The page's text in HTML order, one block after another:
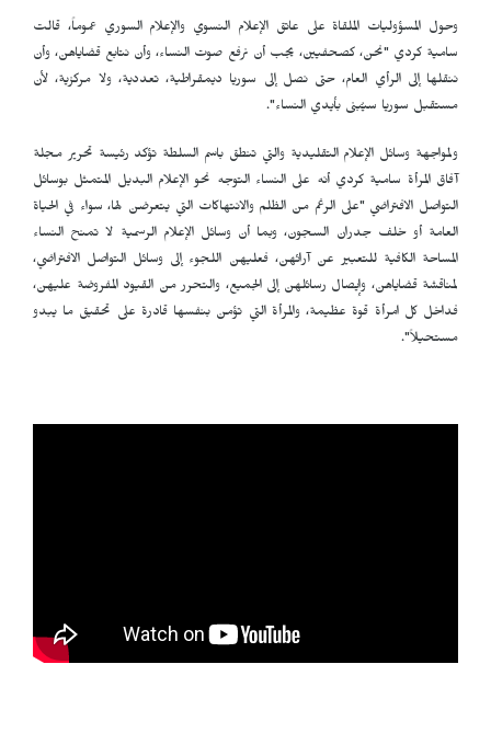
وحول المسؤوليات الملقاة على عاتق الإعلام النسوي والإعلام السوري عموماً، قالت
سامية كردي "نحن، كصحفيين، يجب أن نرفع صوت النساء، وأن نتابع قضاياهن، وأن
ننقلها إلى الرأي العام، حتى نصل إلى سوريا ديمقراطية، تعددية، ولا مركزية، لأن
مستقبل سوريا سيُبنى بأيدي النساء".
ولمواجهة وسائل الإعلام التقليدية والتي تنطق باسم السلطة تؤكد رئيسة تحرير مجلة
آفاق المرأة سامية كردي أنه على النساء التوجه نحو الإعلام البديل المتمثل بوسائل
التواصل الافتراضي "على الرغم من الظلم والانتهاكات التي يتعرضن لها، سواء في الحياة
العامة أو خلف جدران السجون، وبما أن وسائل الإعلام الرسمية لا تمنح النساء
المساحة الكافية للتعبير عن آرائهن، فعليهن اللجوء إلى وسائل التواصل الافتراضي،
لمناقشة قضاياهن، وإيصال رسائلهن إلى الجميع، والتحرر من القيود المفروضة عليهن،
فداخل كل امرأة قوة عظيمة، والمرأة التي تؤمن بنفسها قادرة على تحقيق ما يبدو
مستحيلاً".